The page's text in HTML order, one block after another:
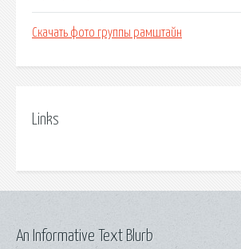
Скачать фото группы рамштайн
Links
An Informative Text Blurb